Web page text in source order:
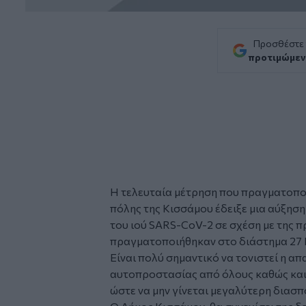
Η τελευταία μέτρηση που
πόλης της Κισσάμου έδειξε μια
του ιού SARS-CoV-2 σε σχέση με της
πραγματοποιήθηκαν στο διάστημα 27
Είναι πολύ σημαντικό να τονιστεί η
αυτοπροστασίας από όλους καθώς
ώστε να μην γίνεται μεγαλύτερη